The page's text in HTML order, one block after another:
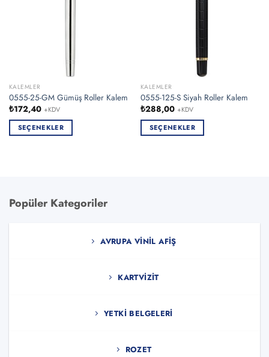
KALEMLER
0555-25-GM Gümüş Roller Kalem
₺172,40 +KDV
SEÇENEKLER
var.
KALEMLER
0555-125-S Siyah Roller Kalem
₺288,00 +KDV
SEÇENEKLER
sayfasından
Popüler Kategoriler
AVRUPA VINIL AFIŞ
KARTVIZIT
YETKI BELGELERI
ROZET